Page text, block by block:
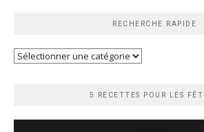
RECHERCHE RAPIDE
Recherche
5 RECETTES POUR LES